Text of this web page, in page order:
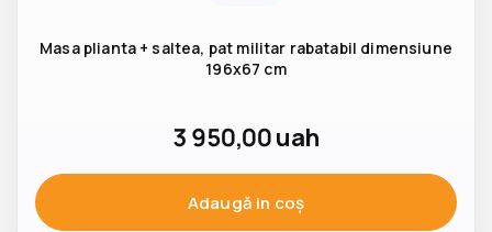
Masa plianta + saltea, pat militar rabatabil dimensiune
196x67 cm
3 950,00uah
Adaugă in coş